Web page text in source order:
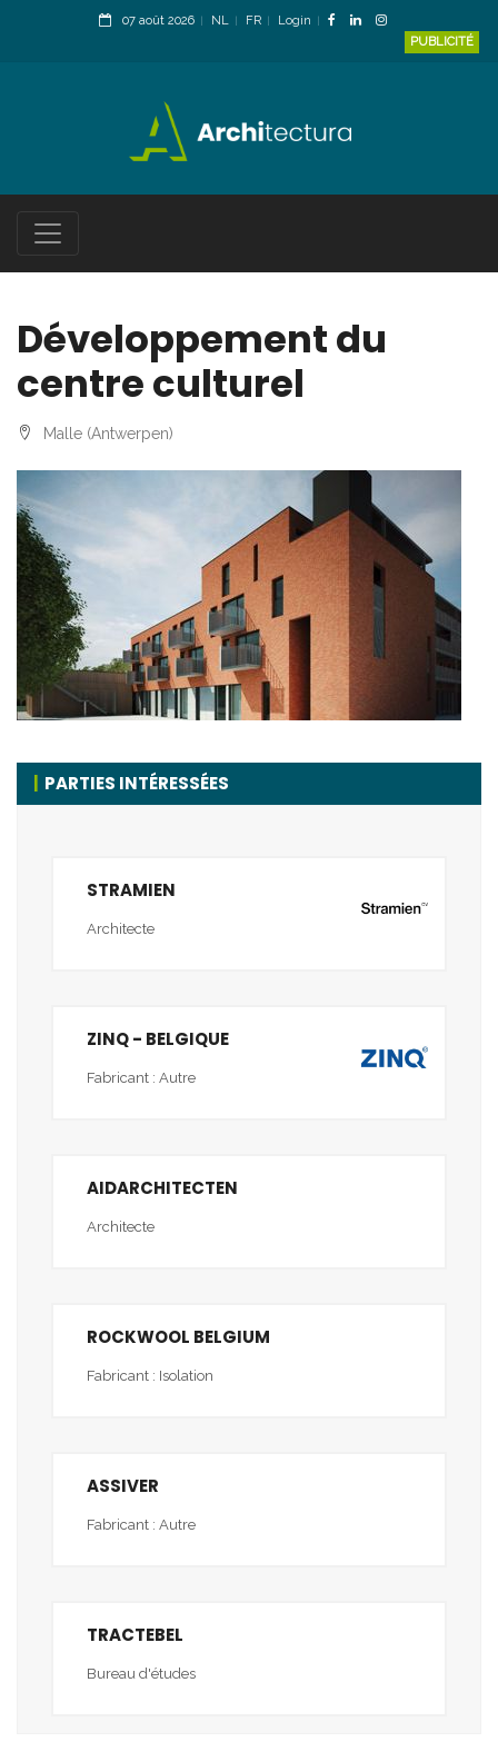
07 août 2026 NL FR
Login
PUBLICITÉ
Développement du
centre culturel
Malle (Antwerpen)
PARTIES INTÉRESSÉES
STRAMIEN
Architecte
ZINQ - BELGIQUE
Fabricant : Autre
AIDARCHITECTEN
Architecte
ROCKWOOL BELGIUM
Fabricant : Isolation
ASSIVER
Fabricant : Autre
TRACTEBEL
Bureau d'études